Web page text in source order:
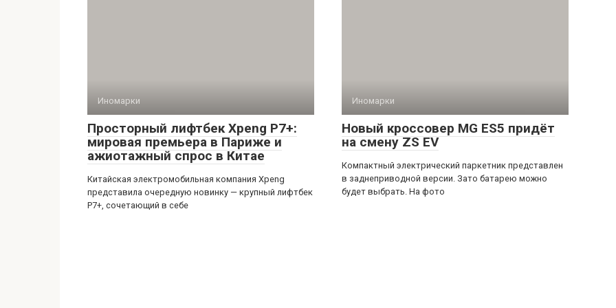
Иномарки
Просторный лифтбек Xpeng P7+:
мировая премьера в Париже и
ажиотажный спрос в Китае
Китайская электромобильная компания Xpeng
представила очередную новинку — крупный лифтбек
P7+, сочетающий в себе
Иномарки
Новый кроссовер MG ES5 придёт
на смену ZS EV
Компактный электрический паркетник представлен
в заднеприводной версии. Зато батарею можно
будет выбрать. На фото